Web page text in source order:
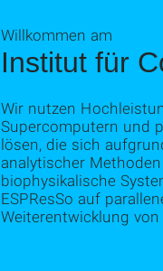
Institut für
Willkommen am
Wir nutzen
Supercomputern und
lösen, die sich
analytischer
biophysikalische
ESPResSo auf
Weiterentwicklung